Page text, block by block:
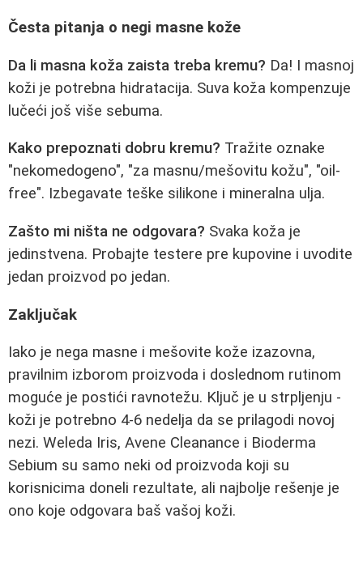
Česta pitanja o negi masne kože
Da li masna koža zaista treba kremu? Da! I masnoj
koži je potrebna hidratacija. Suva koža kompenzuje
lučeći još više sebuma.
Kako prepoznati dobru kremu? Tražite oznake
"nekomedogeno", "za masnu/mešovitu kožu", "oil-
free". Izbegavate teške silikone i mineralna ulja.
Zašto mi ništa ne odgovara? Svaka koža je
jedinstvena. Probajte testere pre kupovine i uvodite
jedan proizvod po jedan.
Zaključak
Iako je nega masne i mešovite kože izazovna,
pravilnim izborom proizvoda i doslednom rutinom
moguće je postići ravnotežu. Ključ je u strpljenju -
koži je potrebno 4-6 nedelja da se prilagodi novoj
nezi. Weleda Iris, Avene Cleanance i Bioderma
Sebium su samo neki od proizvoda koji su
korisnicima doneli rezultate, ali najbolje rešenje je
ono koje odgovara baš vašoj koži.